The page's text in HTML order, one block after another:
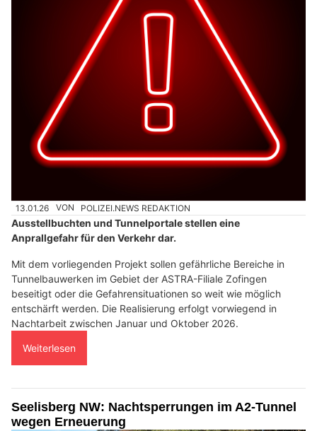
13.01.26 VON POLIZEI.NEWS REDAKTION
Ausstellbuchten und Tunnelportale stellen eine
Anprallgefahr für den Verkehr dar.
Mit dem vorliegenden Projekt sollen gefährliche Bereiche in
Tunnelbauwerken im Gebiet der ASTRA-Filiale Zofingen
beseitigt oder die Gefahrensituationen so weit wie möglich
entschärft werden. Die Realisierung erfolgt vorwiegend in
Nachtarbeit zwischen Januar und Oktober 2026.
Weiterlesen
Seelisberg NW: Nachtsperrungen im A2-Tunnel
wegen Erneuerung